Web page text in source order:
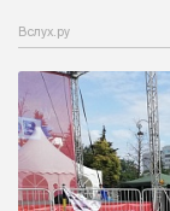
Вслух.ру